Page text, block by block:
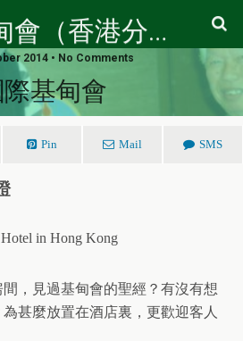
國際基甸會（香港分會）
2014 • No Comments
際基甸會
Pin Mail SMS
見過基甸會的聖經？有沒有想
甚麼放置在酒店裏，更歡迎客人